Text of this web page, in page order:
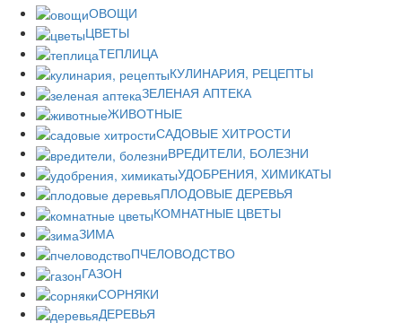
ОВОЩИ
ЦВЕТЫ
ТЕПЛИЦА
КУЛИНАРИЯ, РЕЦЕПТЫ
ЗЕЛЕНАЯ АПТЕКА
ЖИВОТНЫЕ
САДОВЫЕ ХИТРОСТИ
ВРЕДИТЕЛИ, БОЛЕЗНИ
УДОБРЕНИЯ, ХИМИКАТЫ
ПЛОДОВЫЕ ДЕРЕВЬЯ
КОМНАТНЫЕ ЦВЕТЫ
ЗИМА
ПЧЕЛОВОДСТВО
ГАЗОН
СОРНЯКИ
ДЕРЕВЬЯ